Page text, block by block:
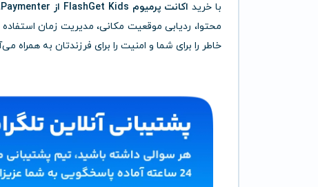
با خرید اکانت پرمیوم FlashGet Kids از Paymenter
محتوا، ردیابی موقعیت مکانی، مدیریت زمان
خاطر را برای شما و امنیت را برای فرزندتان به همراه